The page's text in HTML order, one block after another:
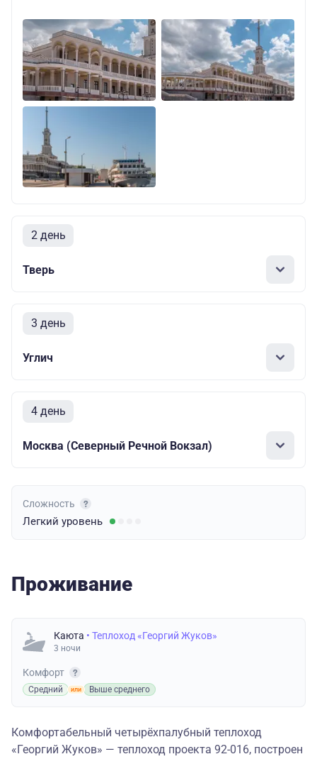
2 день
Тверь
3 день
Углич
4 день
Москва (Северный Речной Вокзал)
Сложность
Легкий уровень
Проживание
Каюта • Теплоход «Георгий Жуков»
3 ночи
Комфорт
Средний Выше среднего
Комфортабельный четырёхпалубный теплоход
«Георгий Жуков» — теплоход проекта 92-016, построен